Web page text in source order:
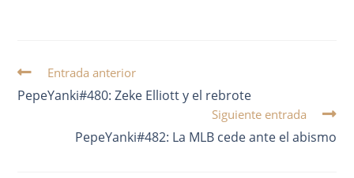
Entrada anterior
PepeYanki#480: Zeke Elliott y el rebrote
Siguiente entrada
PepeYanki#482: La MLB cede ante el abismo